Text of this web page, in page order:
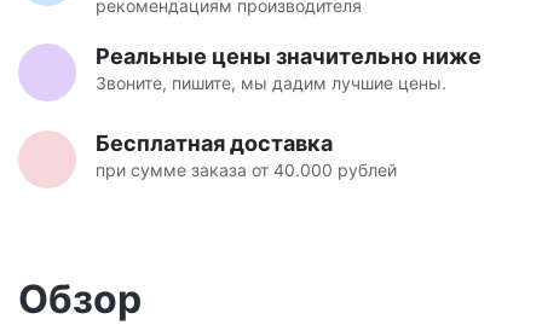
рекомендациям производителя
Реальные цены значительно ниже
Звоните, пишите, мы дадим лучшие цены.
Бесплатная доставка
при сумме заказа от 40.000 рублей
Обзор